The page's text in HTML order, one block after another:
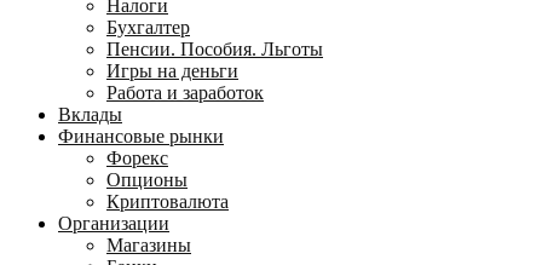
Налоги
Бухгалтер
Пенсии. Пособия. Льготы
Игры на деньги
Работа и заработок
Вклады
Финансовые рынки
Форекс
Опционы
Криптовалюта
Организации
Магазины